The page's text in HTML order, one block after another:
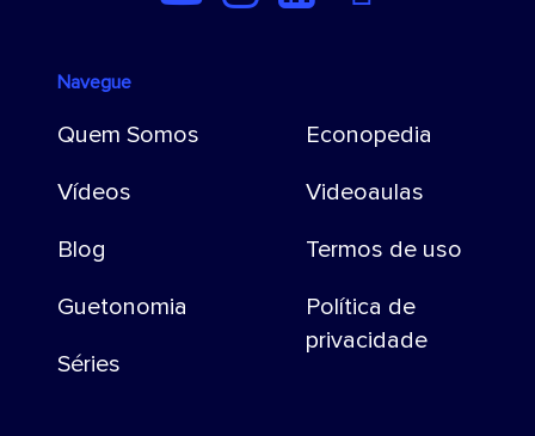
Navegue
Quem Somos
Vídeos
Blog
Guetonomia
Séries
Econopedia
Videoaulas
Termos de uso
Política de
privacidade